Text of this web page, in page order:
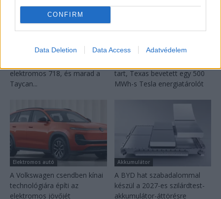
CONFIRM
Data Deletion Data Access Adatvédelem
Elektromos autó
elektromos 718, és marad a
Taycan...
Elektromos autó
tart, Texas bevetett egy 500
MWh-s Tesla energiatárolót
Elektromos autó
A Volkswagen csendben kínai
technológiára építi az
elektromos jövőjét
Akkumulátor
A BYD hat szabadalommal
készül a 2027-es szilárdtest-
akkumulátor-áttörésre